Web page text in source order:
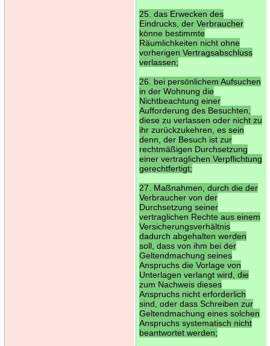
25. das Erwecken des
Eindrucks, der Verbraucher
könne bestimmte
Räumlichkeiten nicht ohne
vorherigen Vertragsabschluss
verlassen;
26. bei persönlichem Aufsuchen
in der Wohnung die
Nichtbeachtung einer
Aufforderung des Besuchten,
diese zu verlassen oder nicht zu
ihr zurückzukehren, es sein
denn, der Besuch ist zur
rechtmäßigen Durchsetzung
einer vertraglichen Verpflichtung
gerechtfertigt;
27. Maßnahmen, durch die der
Verbraucher von der
Durchsetzung seiner
vertraglichen Rechte aus einem
Versicherungsverhältnis
dadurch abgehalten werden
soll, dass von ihm bei der
Geltendmachung seines
Anspruchs die Vorlage von
Unterlagen verlangt wird, die
zum Nachweis dieses
Anspruchs nicht erforderlich
sind, oder dass Schreiben zur
Geltendmachung eines solchen
Anspruchs systematisch nicht
beantwortet werden;